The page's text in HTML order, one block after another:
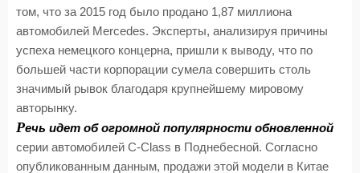
том, что за 2015 год было продано 1,87 миллиона
автомобилей Mercedes. Эксперты, анализируя причины
успеха немецкого концерна, пришли к выводу, что по
большей части корпорации сумела совершить столь
значимый рывок благодаря крупнейшему мировому
авторынку.
Речь идет об огромной популярности обновленной
серии автомобилей С-Class в Поднебесной. Согласно
опубликованным данным, продажи этой модели в Китае